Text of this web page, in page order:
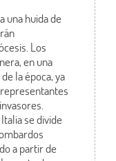
una huida de
Los
en una
la época, ya
se divide
a partir de